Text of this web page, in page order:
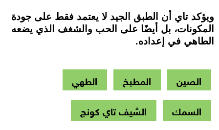
ويؤكد تاي أن الطبق الجيد لا يعتمد فقط على جودة
المكونات، بل أيضًا على الحب والشغف الذي يضعه
الطاهي في إعداده.
الصين المطبخ
الطهي
السمك
الشيف تاي كونج